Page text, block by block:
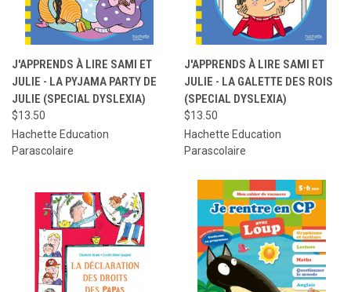
J'APPRENDS À LIRE SAMI ET
JULIE - LA PYJAMA PARTY DE
JULIE (SPECIAL DYSLEXIA)
$13.50
Hachette Education
Parascolaire
J'APPRENDS À LIRE SAMI ET
JULIE - LA GALETTE DES ROIS
(SPECIAL DYSLEXIA)
$13.50
Hachette Education
Parascolaire